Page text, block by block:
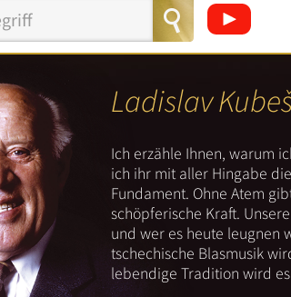
Ladislav
Ich erzähle Ihnen, warum
ich ihr mit aller Hingabe
Fundament. Ohne Atem
schöpferische Kraft.
und wer es heute leugnen
tschechische Blasmusik
lebendige Tradition wird